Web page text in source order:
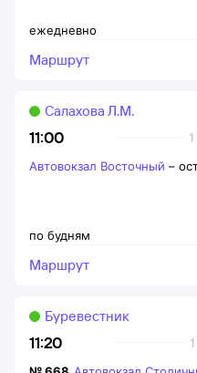
ежедневно
Маршрут
11:00
Салахова Л.М.
по будням
Автовокзал Восточный –
Маршрут
11:20
Буревестник